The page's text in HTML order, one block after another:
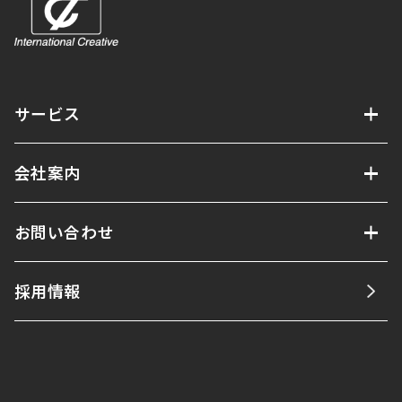
サービス
会社案内
お問い合わせ
採用情報